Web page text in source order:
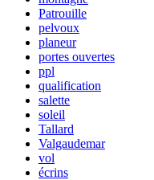
Patrouille
pelvoux
planeur
portes ouvertes
ppl
qualification
salette
soleil
Tallard
Valgaudemar
vol
écrins